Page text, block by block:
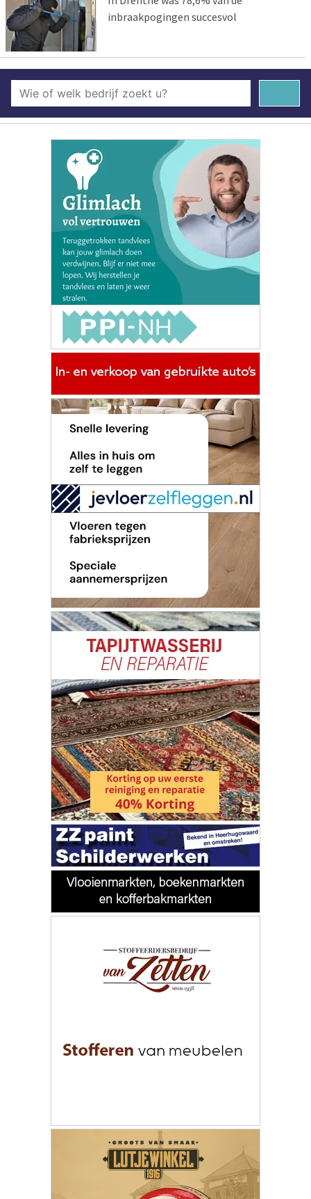
inbraakpogingen succesvol